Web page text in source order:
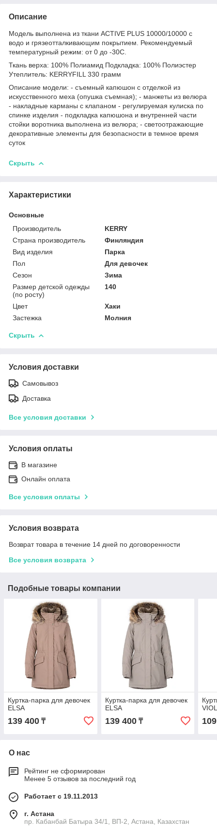
Описание
Модель выполнена из ткани ACTIVE PLUS 10000/10000 с
водо и грязеотталкивающим покрытием. Рекомендуемый
температурный режим: от 0 до -30С.
Ткань верха: 100% Полиамид Подкладка: 100% Полиэстер
Утеплитель: KERRYFILL 330 грамм
Описание модели: - съемный капюшон с отделкой из
искусственного меха (опушка съемная); - манжеты из велюра
- накладные карманы с клапаном - регулируемая кулиска по
спинке изделия - подкладка капюшона и внутренней части
стойки воротника выполнена из велюра; - светоотражающие
декоративные элементы для безопасности в темное время
суток
Скрыть
Характеристики
Основные
Производитель
KERRY
Страна производитель
Финляндия
Вид изделия
Парка
Пол
Для девочек
Сезон
Зима
Размер детской одежды
(по росту)
140
Цвет
Хаки
Застежка
Молния
Скрыть
Условия доставки
Самовывоз
Доставка
Все условия доставки
Условия оплаты
В магазине
Онлайн оплата
Все условия оплаты
Условия возврата
Возврат товара в течение 14 дней по договоренности
Все условия возврата
Подобные товары компании
Куртка-парка для девочек
ELSA
139 400 ₸
Куртка-парка для девочек
ELSA
139 400₸
О нас
Рейтинг не сформирован
Менее 5 отзывов за последний год
Работает с 19.11.2013
г. Астана
пр. Кабанбай Батыра 34/1, ВП-2, Астана, Казахстан